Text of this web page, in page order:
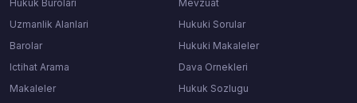
Hukuk Burolari
Uzmanlik Alanlari
Barolar
Ictihat Arama
Makaleler
Mevzuat
Hukuki Sorular
Hukuki Makaleler
Dava Ornekleri
Hukuk Sozlugu